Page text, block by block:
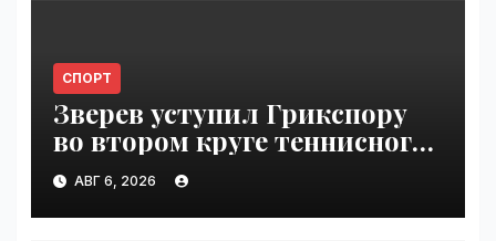
СПОРТ
Зверев уступил Грикспору
во втором круге теннисного
"Мастерса" в Монреале |
VseTime.ru
АВГ 6, 2026